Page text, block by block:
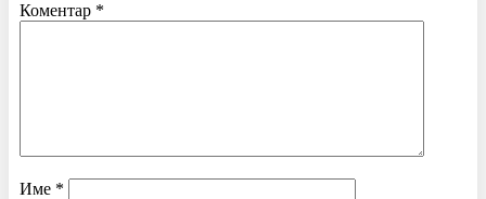
Коментар *
Име *